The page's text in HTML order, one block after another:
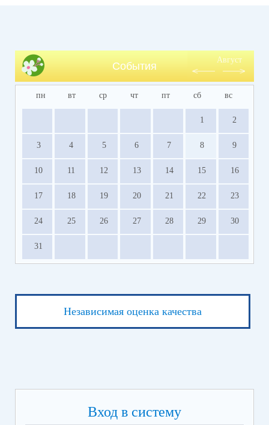
События
Август
пн вт ср чт пт сб вс
1 2
3 4 5 6 7 8 9
10 11 12 13 14 15 16
17 18 19 20 21 22 23
24 25 26 27 28 29 30
31
Независимая оценка качества
Вход в систему